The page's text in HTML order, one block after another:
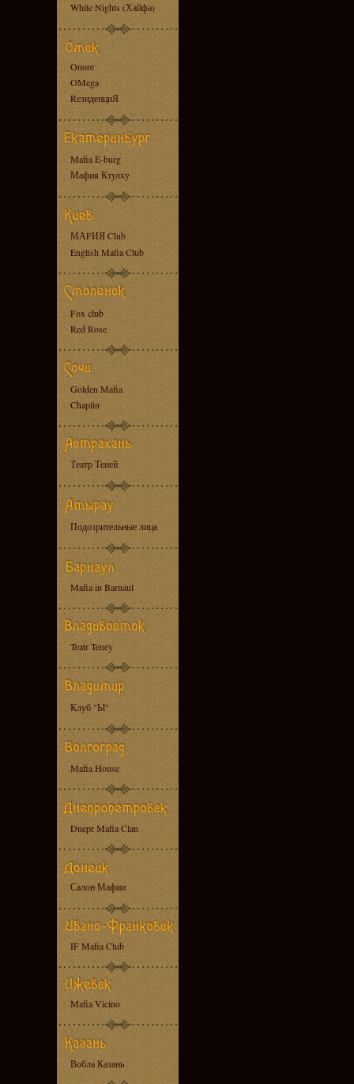
White Nights (Хайфа)
Onore
OMega
RезиденциЯ
Mafia E-burg
Мафия Ктулху
МАFИЯ Club
English Mafia Club
Fox club
Red Rose
Golden Mafia
Chaplin
Театр Теней
Подозрительные лица
Mafia in Barnaul
Teatr Teney
Клуб "Ы"
Mafia House
Dnepr Mafia Clan
Салон Мафии
IF Mafia Club
Mafia Vicino
Вобла Казань